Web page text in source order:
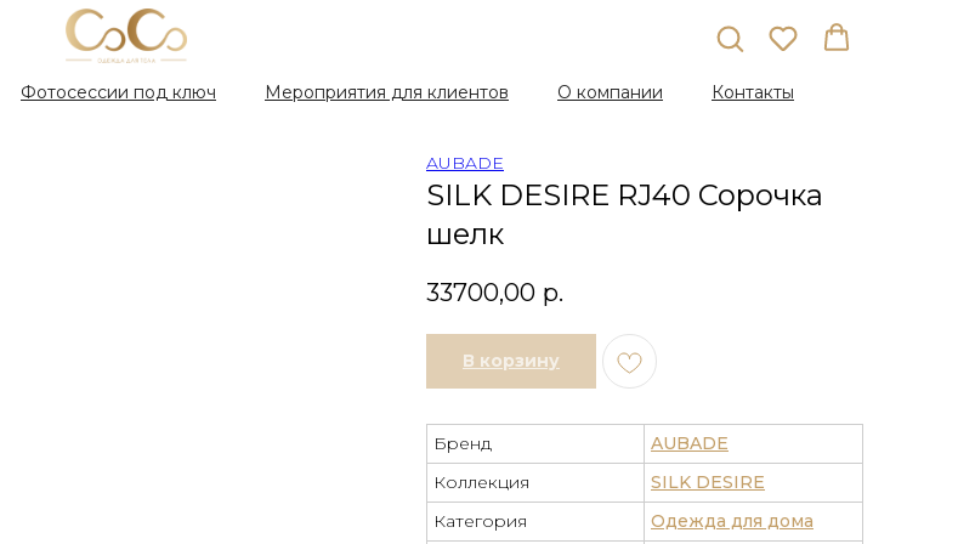
Фотосессии под ключ Мероприятия для клиентов О компании Контакты
SILK DESIRE RJ40 Сорочка
шелк
AUBADE
33700,00 р.
В корзину
Бренд
AUBADE
Коллекция
SILK DESIRE
Категория
Одежда для дома